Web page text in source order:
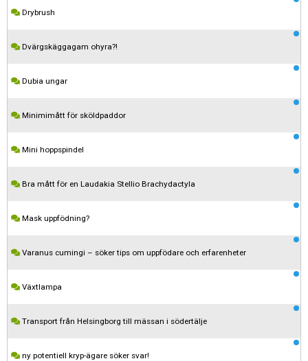
Drybrush
Dvärgskäggagam ohyra?!
Dubia ungar
Minimimått för sköldpaddor
Mini hoppspindel
Bra mått för en Laudakia Stellio Brachydactyla
Mask uppfödning?
Varanus cumingi – söker tips om uppfödare och erfarenheter
Växtlampa
Transport från Helsingborg till mässan i södertälje
ny potentiell kryp-ägare söker svar!